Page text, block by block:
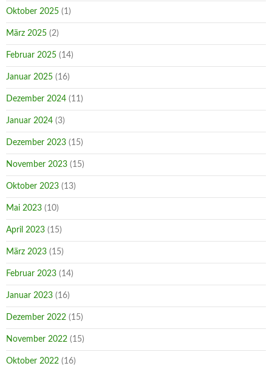
Oktober 2025 (1)
März 2025 (2)
Februar 2025 (14)
Januar 2025 (16)
Dezember 2024 (11)
Januar 2024 (3)
Dezember 2023 (15)
November 2023 (15)
Oktober 2023 (13)
Mai 2023 (10)
April 2023 (15)
März 2023 (15)
Februar 2023 (14)
Januar 2023 (16)
Dezember 2022 (15)
November 2022 (15)
Oktober 2022 (16)